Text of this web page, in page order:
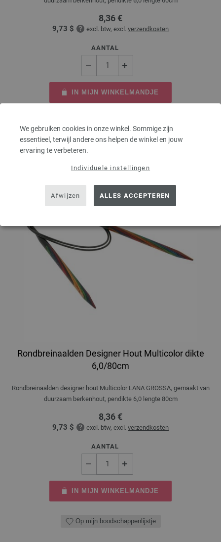
We gebruiken cookies in onze winkel. Sommige zijn
essentieel, terwijl andere ons helpen de winkel en jouw
ervaring te verbeteren.
Individuele instellingen
Afwijzen ALLES ACCEPTEREN
8,36 €
9,73 $ excl. btw, excl. verzendkosten
AANTAL
IN MIJN WINKELMANDJE
Rondbreinaalden Designer Hout Multicolor dikte
6,0/80cm
Rondbreinaalden designer hout Multicolor LANA GROSSA, gemaakt van
duurzaam berkenhout, pendikte 6,0 lengte 80cm
8,36 €
9,73 $ excl. btw, excl. verzendkosten
AANTAL
IN MIJN WINKELMANDJE
Op mijn boodschappenlijstje